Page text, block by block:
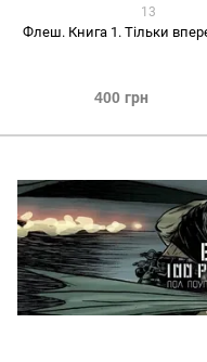
13
Флеш. Книга 1. Тільки
400 грн